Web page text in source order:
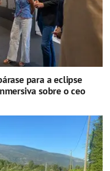
para a eclipse
sobre o ceo